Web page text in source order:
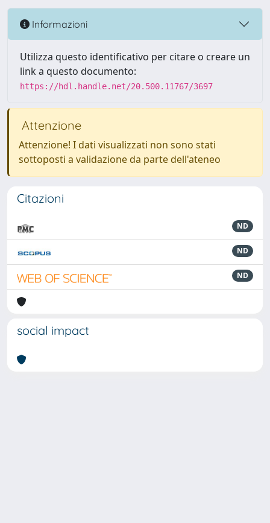
Informazioni
Utilizza questo identificativo per citare o creare un
link a questo documento:
https://hdl.handle.net/20.500.11767/3697
Attenzione
Attenzione! I dati visualizzati non sono stati
sottoposti a validazione da parte dell'ateneo
Citazioni
ND
ND
ND
social impact